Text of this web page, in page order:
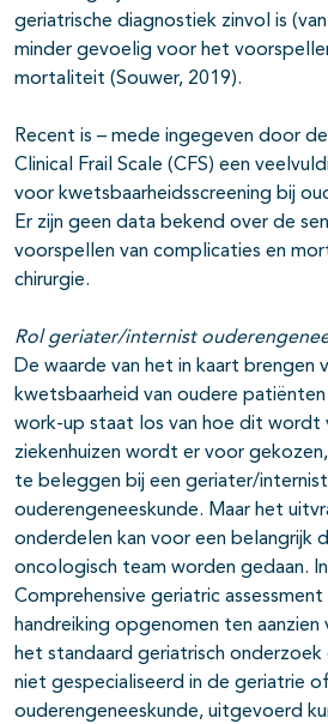
geriatrische diagnostiek zinvol is
minder gevoelig voor het
mortaliteit (Souwer, 2019).
Recent is – mede ingegeven door
Clinical Frail Scale (CFS) een
voor kwetsbaarheidsscreening bij
Er zijn geen data bekend over de
voorspellen van complicaties en
chirurgie.
Rol geriater/internist
De waarde van het in kaart brengen
kwetsbaarheid van oudere
work-up staat los van hoe dit wordt
ziekenhuizen wordt er voor
te beleggen bij een geriater/
ouderengeneeskunde. Maar het
onderdelen kan voor een belangrijk
oncologisch team worden gedaan.
Comprehensive geriatric assessment
handreiking opgenomen ten
het standaard geriatrisch
niet gespecialiseerd in de geriatrie of
ouderengeneeskunde, uitgevoerd